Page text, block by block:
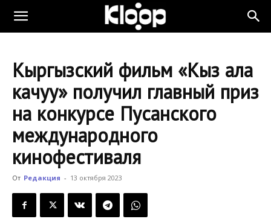
KLOOP.KG
Новости
Кыргызстана
Кыргызский фильм «Кыз ала
качуу» получил главный приз
на конкурсе Пусанского
международного
кинофестиваля
От Редакция - 13 октября 2023